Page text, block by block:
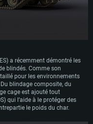
a récemment démontré les
blindés. Comme son
taillé pour les environnements
blindage composite, du
cage est ajouté tout
qui l’aide à le protéger des
le poids du char.